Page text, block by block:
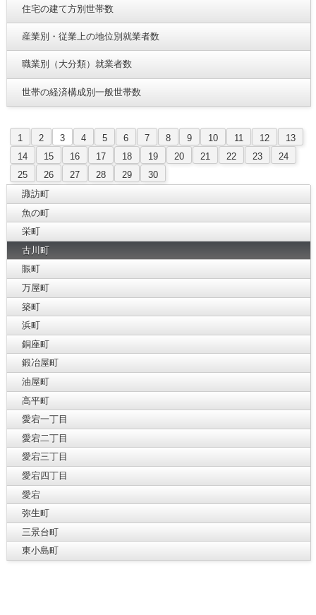
住宅の建て方別世帯数
産業別・従業上の地位別就業者数
職業別（大分類）就業者数
世帯の経済構成別一般世帯数
1 2 3 4 5 6 7 8 9 10 11 12
13
14
15 16 17 18 19 20 21 22 23
24
25
26 27 28 29
30
諏訪町
魚の町
栄町
古川町
賑町
万屋町
築町
浜町
銅座町
鍛冶屋町
油屋町
高平町
愛宕一丁目
愛宕二丁目
愛宕三丁目
愛宕四丁目
愛宕
弥生町
三景台町
東小島町